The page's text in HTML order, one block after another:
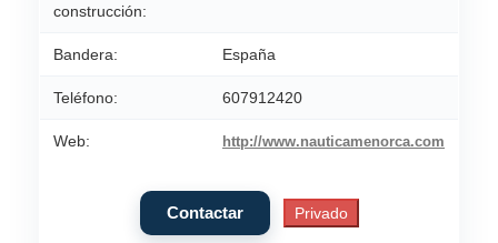
construcción:
Bandera: España
Teléfono: 607912420
Web: http://www.nauticamenorca.com